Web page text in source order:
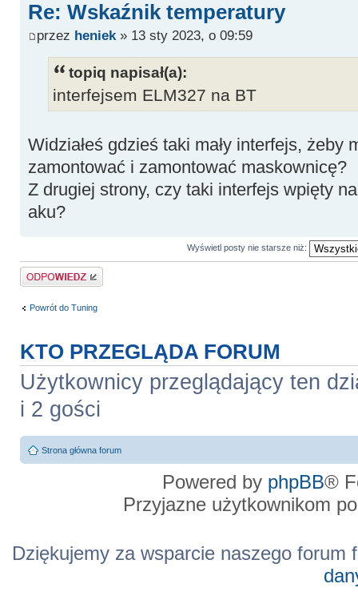
Re: Wskaźnik temperatury
przez heniek» 13 sty 2023, o 09:59
topiq napisał(a):
interfejsem ELM327 na BT
Widziałeś gdzieś taki mały interfejs, żeby
zamontować i zamontować maskownicę?
Z drugiej strony, czy taki interfejs wpięty
aku?
Wyświetl posty nie starsze niż:
Odpowiedz
Powrót do Tuning
KTO PRZEGLĄDA FORUM
Użytkownicy przeglądający ten
i 2 gości
Strona główna forum
Powered by phpBB®
Przyjazne użytkownikom
Dziękujemy za wsparcie naszego